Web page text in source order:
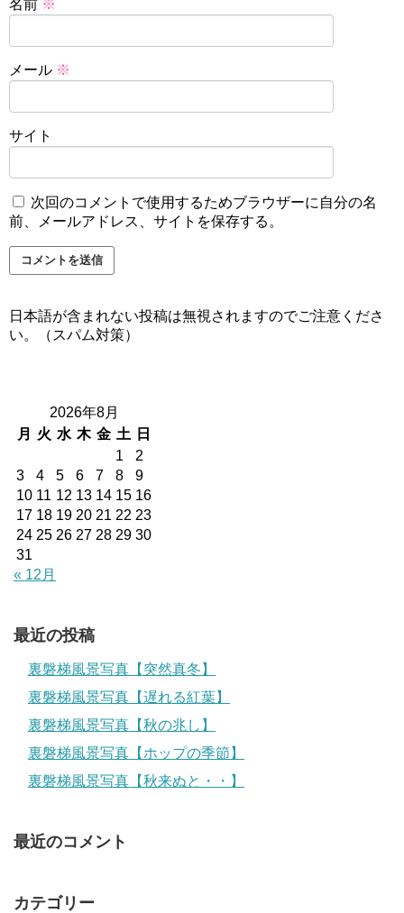
名前 ※
メール ※
サイト
次回のコメントで使用するためブラウザーに自分の名
前、メールアドレス、サイトを保存する。
日本語が含まれない投稿は無視されますのでご注意くださ
い。（スパム対策）
2026年8月
月
火 水 木 金 土
日
1
2
3
4 5 6 7 8
9
10 11 12 13 14 15 16
17 18 19 20 21 22 23
24 25 26 27 28 29 30
31
« 12月
最近の投稿
裏磐梯風景写真【突然真冬】
裏磐梯風景写真【遅れる紅葉】
裏磐梯風景写真【秋の兆し】
裏磐梯風景写真【ホップの季節】
裏磐梯風景写真【秋来ぬと・・】
最近のコメント
カテゴリー